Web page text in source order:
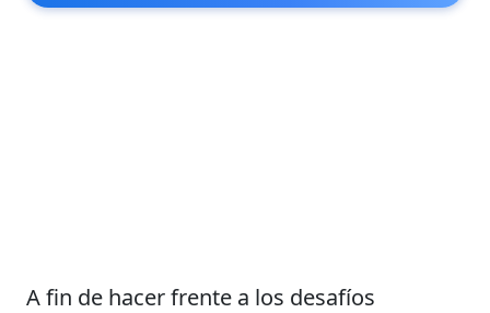
A fin de hacer frente a los desafíos